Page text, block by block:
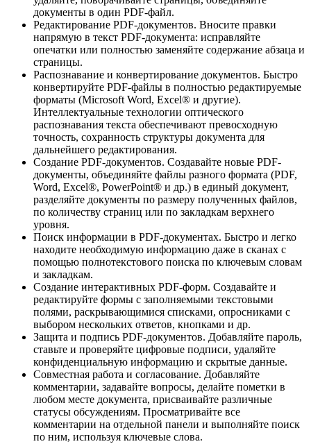
документы в один PDF-файл.
Редактирование PDF-документов. Вносите правки
напрямую в текст PDF-документа: исправляйте
опечатки или полностью заменяйте содержание абзаца и
страницы.
Распознавание и конвертирование документов. Быстро
конвертируйте PDF-файлы в полностью редактируемые
форматы (Microsoft Word, Excel® и другие).
Интеллектуальные технологии оптического
распознавания текста обеспечивают превосходную
точность, сохранность структуры документа для
дальнейшего редактирования.
Создание PDF-документов. Создавайте новые PDF-
документы, объединяйте файлы разного формата (PDF,
Word, Excel®, PowerPoint® и др.) в единый документ,
разделяйте документы по размеру полученных файлов,
по количеству страниц или по закладкам верхнего
уровня.
Поиск информации в PDF-документах. Быстро и легко
находите необходимую информацию даже в сканах с
помощью полнотекстового поиска по ключевым словам
и закладкам.
Создание интерактивных PDF-форм. Создавайте и
редактируйте формы с заполняемыми текстовыми
полями, раскрывающимися списками, опросниками с
выбором нескольких ответов, кнопками и др.
Защита и подпись PDF-документов. Добавляйте пароль,
ставьте и проверяйте цифровые подписи, удаляйте
конфиденциальную информацию и скрытые данные.
Совместная работа и согласование. Добавляйте
комментарии, задавайте вопросы, делайте пометки в
любом месте документа, присваивайте различные
статусы обсуждениям. Просматривайте все
комментарии на отдельной панели и выполняйте поиск
по ним, используя ключевые слова.